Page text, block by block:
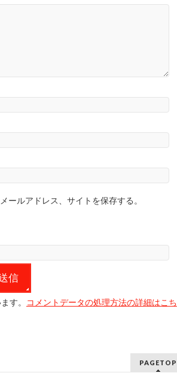
ールアドレス、サイトを保存する。
す。
コメントデータの処理方法の詳細はこち
PAGETOP